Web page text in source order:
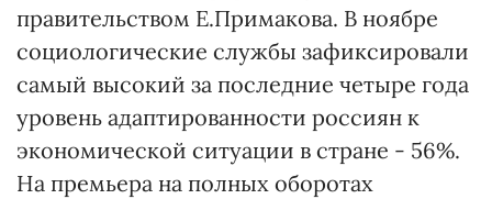
правительством Е.Примакова. В ноябре
социологические службы зафиксировали
самый высокий за последние четыре года
уровень адаптированности россиян к
экономической ситуации в стране - 56%.
На премьера на полных оборотах